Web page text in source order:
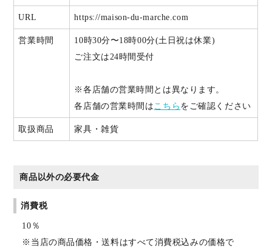
URL https://maison-du-marche.com
営業時間
10時30分〜18時00分(土日祝は休業)
ご注文は24時間受付
※各店舗の営業時間とは異なります。
各店舗の営業時間はこちら をご確認ください
取扱商品 家具・雑貨
商品以外の必要代金
消費税
10％
※当店の商品価格・送料はすべて消費税込みの価格で